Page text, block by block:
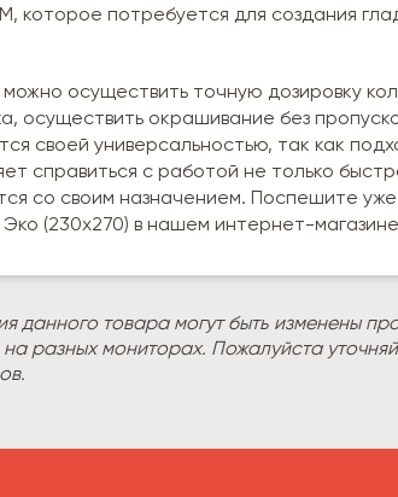
которое потребуется для создания
можно осуществить точную дозировку
осуществить окрашивание без
своей универсальностью, так как
справиться с работой не только
со своим назначением. Поспешите
(230х270) в нашем интернет-
данного товара могут быть изменены
на разных мониторах. Пожалуйста